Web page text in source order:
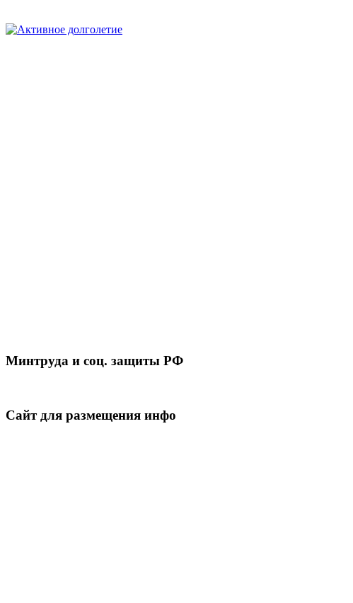
Минтруда и соц. защиты РФ
Сайт для размещения инфо